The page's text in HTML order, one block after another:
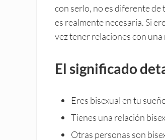
con serlo, no es diferente
es realmente necesaria. Si
vez tener relaciones con
El significado
Eres bisexual en tu
Tienes una relación
Otras personas son